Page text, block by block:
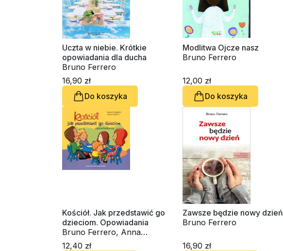
Uczta w niebie. Krótkie
opowiadania dla ducha
Bruno Ferrero
16,90 zł
Do koszyka
Modlitwa Ojcze nasz
Bruno Ferrero
12,00 zł
Do koszyka
Kościół. Jak przedstawić go
dzieciom. Opowiadania
Bruno Ferrero, Anna
Peiretti
12,40 zł
Zawsze będzie nowy dzień
Bruno Ferrero
16,90 zł